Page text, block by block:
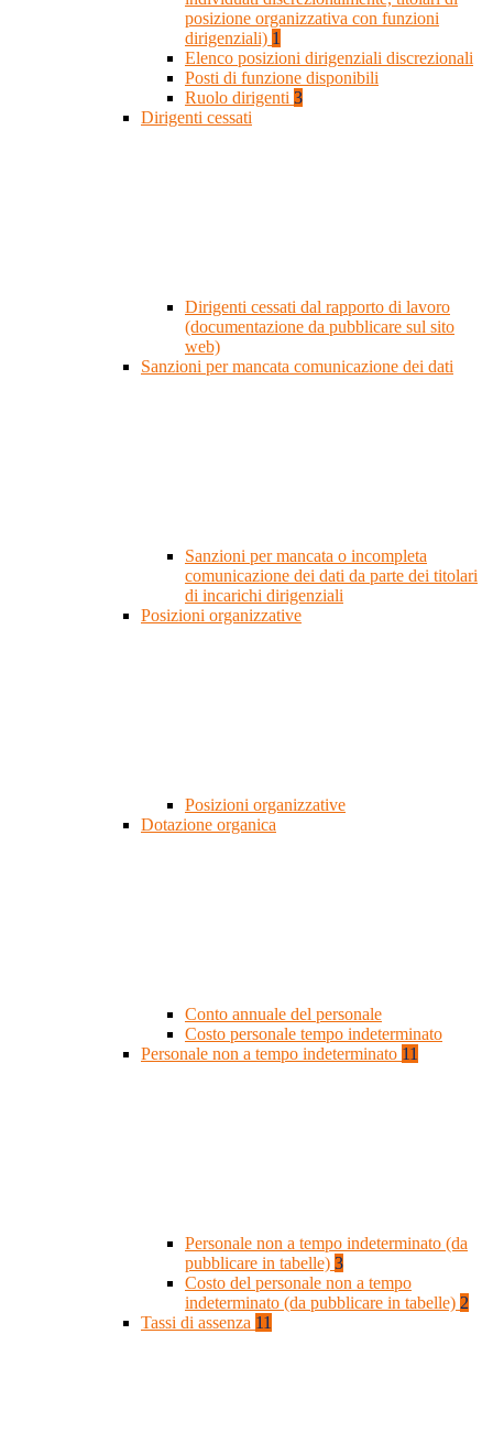
posizione organizzativa con funzioni
dirigenziali) 1
Elenco posizioni dirigenziali discrezionali
Posti di funzione disponibili
Ruolo dirigenti 3
Dirigenti cessati
Dirigenti cessati dal rapporto di lavoro
(documentazione da pubblicare sul sito
web)
Sanzioni per mancata comunicazione dei dati
Sanzioni per mancata o incompleta
comunicazione dei dati da parte dei titolari
di incarichi dirigenziali
Posizioni organizzative
Posizioni organizzative
Dotazione organica
Conto annuale del personale
Costo personale tempo indeterminato
Personale non a tempo indeterminato 11
Personale non a tempo indeterminato (da
pubblicare in tabelle) 3
Costo del personale non a tempo
indeterminato (da pubblicare in tabelle) 2
Tassi di assenza 11